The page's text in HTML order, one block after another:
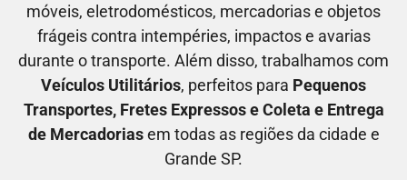
móveis, eletrodomésticos, mercadorias e objetos
frágeis contra intempéries, impactos e avarias
durante o transporte. Além disso, trabalhamos com
Veículos Utilitários, perfeitos para Pequenos
Transportes, Fretes Expressose Coleta e Entrega
de Mercadoriasem todas as regiões da cidade e
Grande SP.